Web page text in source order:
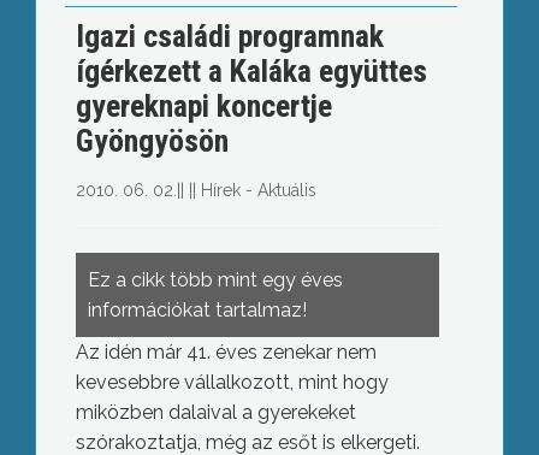
Igazi családi programnak
ígérkezett a Kaláka együttes
gyereknapi koncertje
Gyöngyösön
2010. 06. 02. Hírek - Aktuális
Ez a cikk több mint egy éves
információkat tartalmaz!
Az idén már 41. éves zenekar nem
kevesebbre vállalkozott, mint hogy
miközben dalaival a gyerekeket
szórakoztatja, még az esőt is elkergeti.